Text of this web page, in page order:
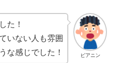
ピアニン
た！
いない人も雰囲
な感じでした！